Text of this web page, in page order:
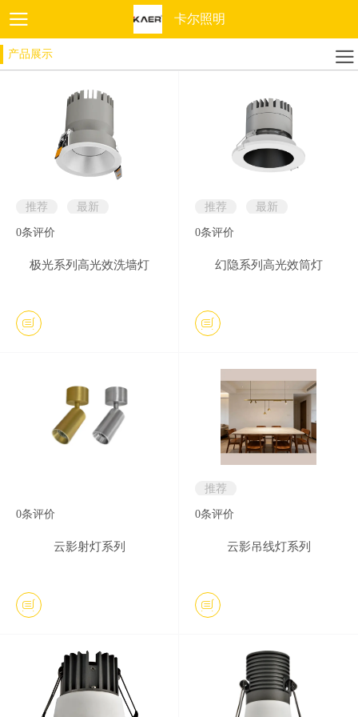
卡尔照明
产品展示
推荐 最新
0条评价
极光系列高光效洗墙灯
推荐 最新
0条评价
幻隐系列高光效筒灯
0条评价
云影射灯系列
推荐
0条评价
云影吊线灯系列